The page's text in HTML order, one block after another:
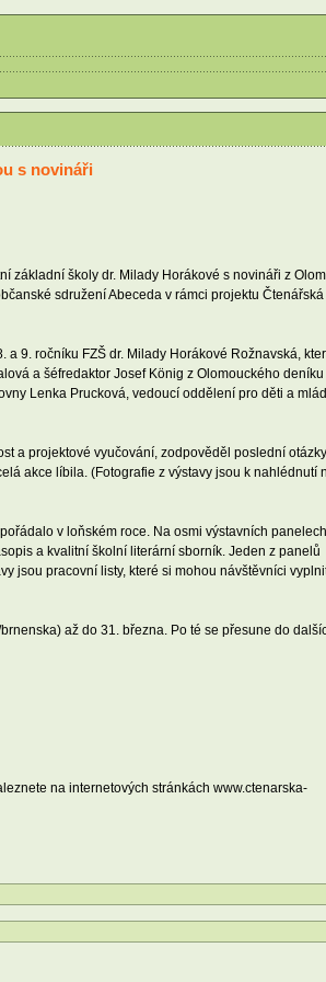
s novináři
základní školy dr. Milady Horákové s novináři z
sdružení Abeceda v rámci projektu Čtenářská
9. ročníku FZŠ dr. Milady Horákové Rožnavská,
a šéfredaktor Josef König z Olomouckého
Lenka Prucková, vedoucí oddělení pro děti a
a projektové vyučování, zodpověděl poslední
akce líbila. (Fotografie z výstavy jsou k nahlédnutí
v loňském roce. Na osmi výstavních
a kvalitní školní literární sborník. Jeden z panelů
jsou pracovní listy, které si mohou návštěvníci
až do 31. března. Po té se přesune do
na internetových stránkách www.ctenarska-